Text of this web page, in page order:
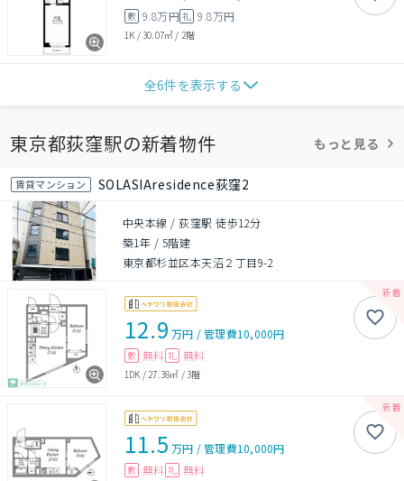
敷 9.8万円礼 9.8万円
1K /30.07㎡ / 2階
全6件を表示する
東京都荻窪駅の新着物件 もっと見る
賃貸マンション SOLASIAresidence荻窪2
中央本線 / 荻窪駅 徒歩12分
築1年 / 5階建
東京都杉並区本天沼２丁目9-2
12.9 万円 /管理費10,000円
敷 無料 礼 無料
1DK /27.38㎡ /3階
11.5 万円 /管理費10,000円
敷 無料 礼 無料